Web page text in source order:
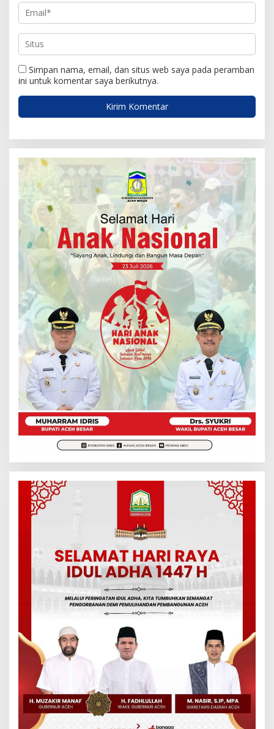
Simpan nama, email, dan situs web saya pada peramban
ini untuk komentar saya berikutnya.